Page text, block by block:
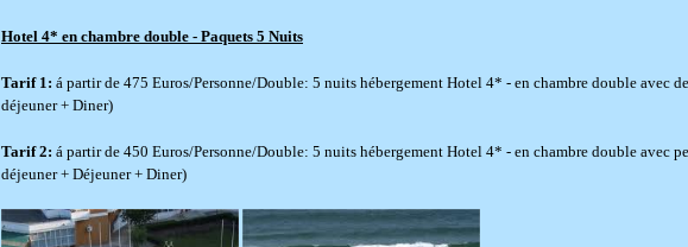
Hotel 4* en chambre double - Paquets 5 Nuits
Tarif 1: á partir de 475 Euros/Personne/Double: 5 nuits hébergement Hotel 4* - en chambre double avec
déjeuner + Diner)
Tarif 2: á partir de 450 Euros/Personne/Double: 5 nuits hébergement Hotel 4* - en chambre double avec
déjeuner + Déjeuner + Diner)